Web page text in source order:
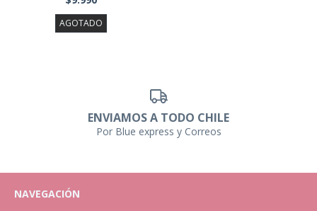
AGOTADO
ENVIAMOS A TODO CHILE
Por Blue express y Correos
NAVEGACIÓN